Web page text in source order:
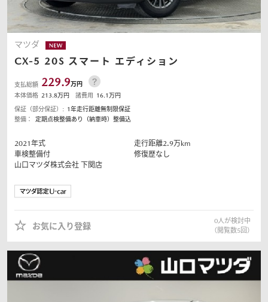
リコール情報
お問合せ/FAQ
ニュースルーム
企業・IR・採用
マツダ
CX-5 20S スマート エディション
支払総額 229.9万円
本体価格 213.8万円 諸費用 16.1万円
保証（部分保証）: 1年走行距離無制限保証
整備：
定期点検整備あり（納車時）整備込
2021年式 走行距離2.9万km
車検整備付
修復歴なし
山口マツダ株式会社
下関店
お気に入り登録
0人が検討中
（閲覧数5回）